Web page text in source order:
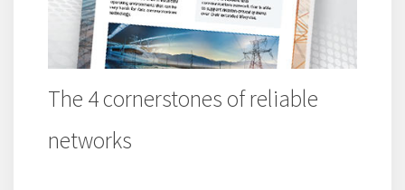
The 4 cornerstones of reliable
networks